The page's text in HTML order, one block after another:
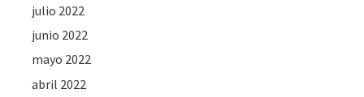
julio 2022
junio 2022
mayo 2022
abril 2022